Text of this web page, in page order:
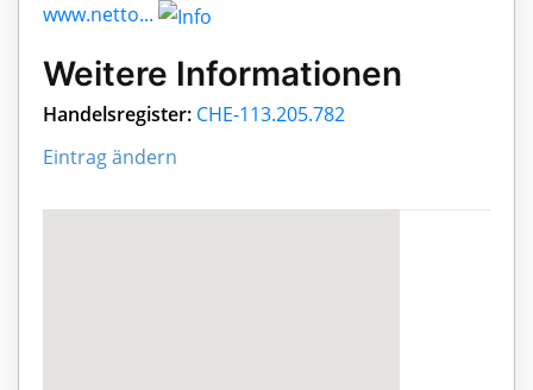
www.netto...
Weitere Informationen
Handelsregister: CHE-113.205.782
Eintrag ändern